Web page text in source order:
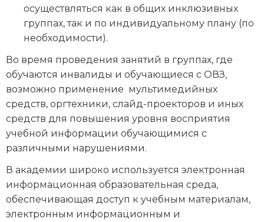
осуществляться как в общих инклюзивных
группах, так и по индивидуальному плану (по
необходимости).
Во время проведения занятий в группах, где
обучаются инвалиды и обучающиеся с ОВЗ,
возможно применение мультимедийных
средств, оргтехники, слайд-проекторов и иных
средств для повышения уровня восприятия
учебной информации обучающимися с
различными нарушениями.
В академии широко используется электронная
информационная образовательная среда,
обеспечивающая доступ к учебным материалам,
электронным информационным и